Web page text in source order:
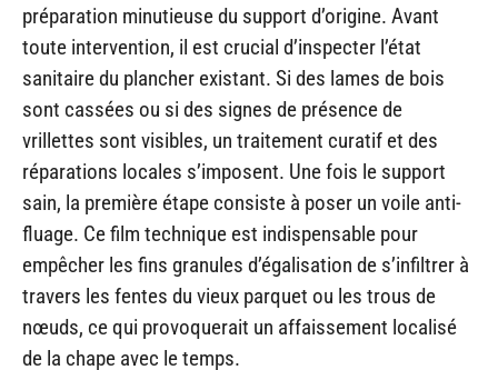
préparation minutieuse du support d’origine. Avant
toute intervention, il est crucial d’inspecter l’état
sanitaire du plancher existant. Si des lames de bois
sont cassées ou si des signes de présence de
vrillettes sont visibles, un traitement curatif et des
réparations locales s’imposent. Une fois le support
sain, la première étape consiste à poser un voile anti-
fluage. Ce film technique est indispensable pour
empêcher les fins granules d’égalisation de s’infiltrer à
travers les fentes du vieux parquet ou les trous de
nœuds, ce qui provoquerait un affaissement localisé
de la chape avec le temps.